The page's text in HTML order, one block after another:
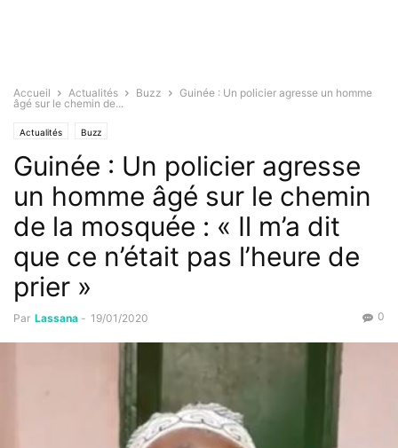
Accueil Actualités Buzz
Guinée : Un policier agresse un homme
âgé sur le chemin de...
Actualités Buzz
Guinée : Un policier agresse
un homme âgé sur le chemin
de la mosquée : « Il m’a dit
que ce n’était pas l’heure de
prier »
Par Lassana - 19/01/2020 0